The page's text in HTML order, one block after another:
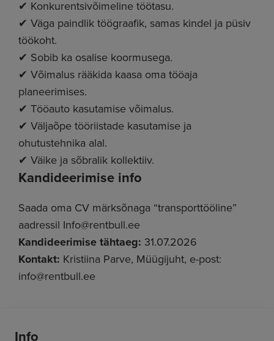
✔ Konkurentsivõimeline töötasu.
✔ Väga paindlik töögraafik, samas kindel ja püsiv
töökoht.
✔ Sobib ka osalise koormusega.
✔ Võimalus rääkida kaasa oma tööaja
planeerimises.
✔ Tööauto kasutamise võimalus.
✔ Väljaõpe tööriistade kasutamise ja
ohutustehnika alal.
✔ Väike ja sõbralik kollektiiv.
Kandideerimise info
Saada oma CV märksõnaga “transporttööline”
aadressil Info@rentbull.ee
Kandideerimise tähtaeg: 31.07.2026
Kontakt: Kristiina Parve, Müügijuht, e-post:
info@rentbull.ee
Info